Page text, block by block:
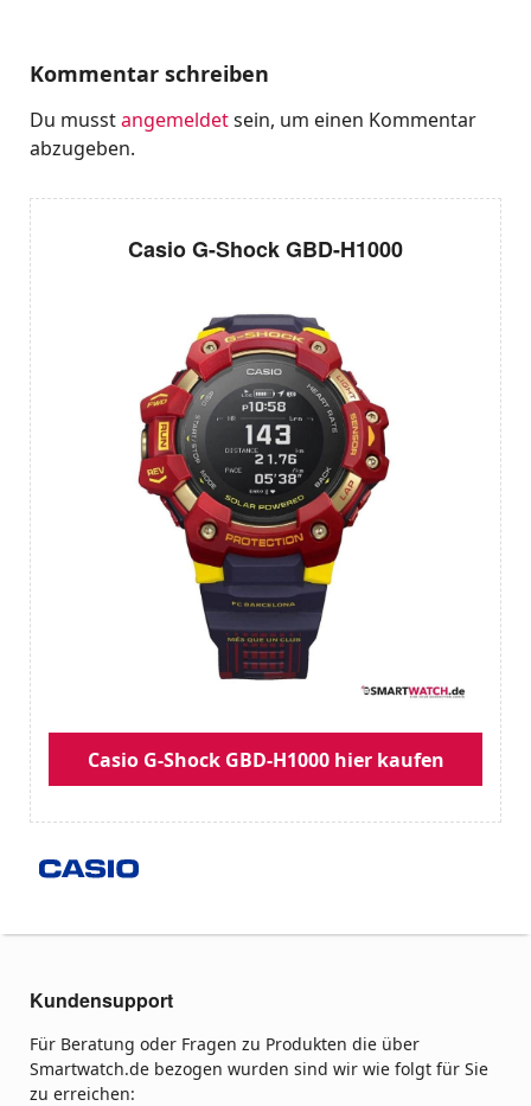
Kommentar schreiben
Du musstangemeldetsein, um einen Kommentar
abzugeben.
Casio G-Shock GBD-H1000
Casio G-Shock GBD-H1000 hier kaufen
Kundensupport
Für Beratung oder Fragen zu Produkten die über
Smartwatch.de bezogen wurden sind wir wie folgt für Sie
zu erreichen: